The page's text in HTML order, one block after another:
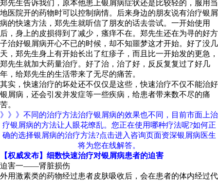
郑先生告诉我们，原本他患上银屑病症状还是比较轻的，服用当
地医院开的药物时可以控制病情。后来身边的朋友说有治疗银屑
病的快速方法，郑先生就听信了朋友的话去尝试。一开始使用
后，身上的皮损得到了减少，瘙痒不在。郑先生还在为寻的好方
子治好银屑病开心不已的时候，却不知噩梦这才开始。好了没几
天，郑先生身上有开始长出了红疹子，而且比一开始发的更急，
郑先生就加大药量治疗。好了治，治了好，反反复复过了好几
年，给郑先生的生活带来了无尽的痛苦。
其实，快速治疗的坏处还不仅仅是这些，快速治疗不仅不能治好
银屑病，还会引发并发症等一些疾病，给患者带来数不尽的痛
苦。
》》》不同的治疗方法治疗银屑病的效果也不同，目前市面上治
疗银屑病的方法让人眼花缭乱。您正在使用哪种疗法呢?如何正
确的选择银屑病的治疗方法?点击进入咨询页面资深银屑病医生
将为您在线解答。
【权威发布】细数快速治疗对银屑病患者的迫害
迫害一——肾脏损伤
外用激素类的药物经过患者皮肤吸收后，会在患者的体内经过代